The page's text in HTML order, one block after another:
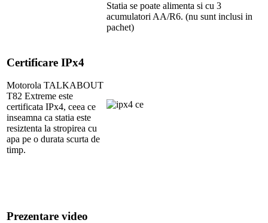
Statia se poate alimenta si cu 3
acumulatori AA/R6. (nu sunt inclusi in
pachet)
Certificare IPx4
Motorola TALKABOUT
T82 Extreme este
certificata IPx4, ceea ce
inseamna ca statia este
resiztenta la stropirea cu
apa pe o durata scurta de
timp.
Prezentare video